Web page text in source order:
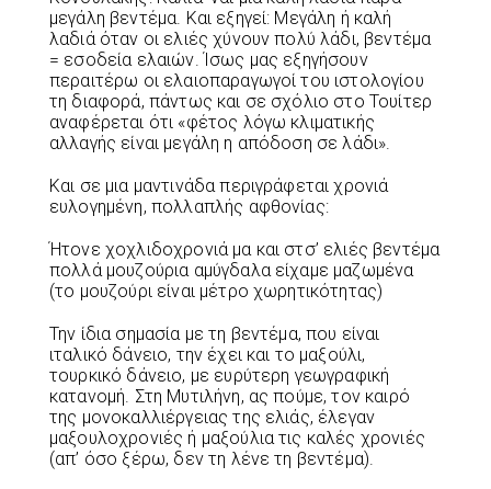
μεγάλη βεντέμα. Και εξηγεί: Μεγάλη ή καλή
λαδιά όταν οι ελιές χύνουν πολύ λάδι, βεντέμα
= εσοδεία ελαιών. Ίσως μας εξηγήσουν
περαιτέρω οι ελαιοπαραγωγοί του ιστολογίου
τη διαφορά, πάντως και σε σχόλιο στο Τουίτερ
αναφέρεται ότι «φέτος λόγω κλιματικής
αλλαγής είναι μεγάλη η απόδοση σε λάδι».
Και σε μια μαντινάδα περιγράφεται χρονιά
ευλογημένη, πολλαπλής αφθονίας:
Ήτονε χοχλιδοχρονιά μα και στσ’ ελιές βεντέμα
πολλά μουζούρια αμύγδαλα είχαμε μαζωμένα
(το μουζούρι είναι μέτρο χωρητικότητας)
Την ίδια σημασία με τη βεντέμα, που είναι
ιταλικό δάνειο, την έχει και το μαξούλι,
τουρκικό δάνειο, με ευρύτερη γεωγραφική
κατανομή. Στη Μυτιλήνη, ας πούμε, τον καιρό
της μονοκαλλιέργειας της ελιάς, έλεγαν
μαξουλοχρονιές ή μαξούλια τις καλές χρονιές
(απ’ όσο ξέρω, δεν τη λένε τη βεντέμα).